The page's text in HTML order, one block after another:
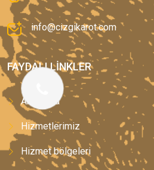
info@cizgikarot.com
FAYDALI LINKLER
Anasayfa
Hizmetlerimiz
Hizmet bölgeleri